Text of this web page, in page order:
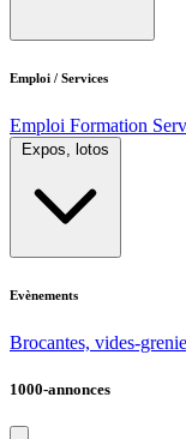
Emploi / Services
Emploi Formation
Expos, lotos
Evènements
Brocantes, vides-
1000-annonces